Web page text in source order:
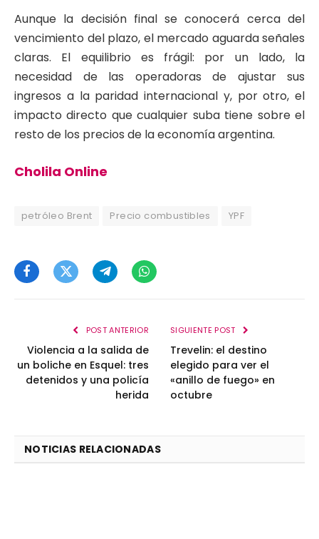
​Aunque la decisión final se conocerá cerca del
vencimiento del plazo, el mercado aguarda señales
claras. El equilibrio es frágil: por un lado, la
necesidad de las operadoras de ajustar sus
ingresos a la paridad internacional y, por otro, el
impacto directo que cualquier suba tiene sobre el
resto de los precios de la economía argentina.
Cholila Online
petróleo Brent Precio combustibles YPF
FacebookTwitterTelegramWhatsApp
POST ANTERIOR
Violencia a la salida de
un boliche en Esquel: tres
detenidos y una policía
herida
SIGUIENTE POST
Trevelin: el destino
elegido para ver el
«anillo de fuego» en
octubre
NOTICIAS RELACIONADAS